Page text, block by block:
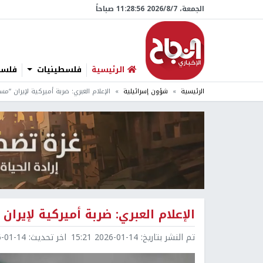
الجمعة، 7/‏8/‏2026 11:28:57 صباحاً
الرئيسية فلسطينيات
الرئيسية شؤون إسرائيلية الإعلام العبري: ضربة أميركية لإيران
الإعلام العبري: ضربة أميركية
تم النشر بتاريخ: 2026-01-14 15:21 اخر تحديث: 14 15:34